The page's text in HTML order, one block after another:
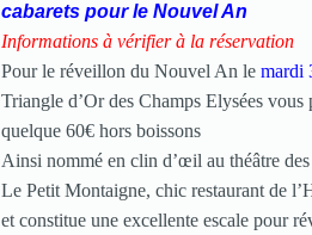
cabarets pour le Nouvel An
Informations à vérifier à la réservation
Pour le réveillon du Nouvel An lemardi
Triangle d’Or des Champs Elysées
quelque 60€ hors boissons
Ainsi nommé en clin d’œil au théâtre
Le Petit Montaigne, chic restaurant de
et constitue une excellente escale pour